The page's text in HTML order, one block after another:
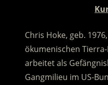
Chris Hoke, geb.
ökumenischen
arbeitet als
Gangmilieu im US-